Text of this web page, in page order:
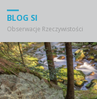
BLOG SI
Obserwacje Rzeczywistości